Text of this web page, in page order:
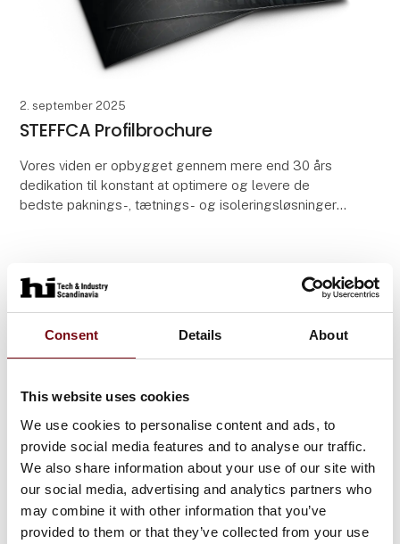
Consent Details About
This website uses cookies
We use cookies to personalise content and ads, to
provide social media features and to analyse our traffic.
We also share information about your use of our site with
our social media, advertising and analytics partners who
may combine it with other information that you’ve
provided to them or that they’ve collected from your use
2. september 2025
STEFFCA Profilbrochure
Vores viden er opbygget gennem mere end 30 års
dedikation til konstant at optimere og levere de
bedste paknings-, tætnings- og isoleringsløsninger
Nyt website på Teknisk Isolering